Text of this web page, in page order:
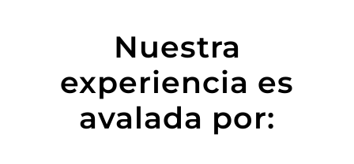
Nuestra
experiencia es
avalada por: